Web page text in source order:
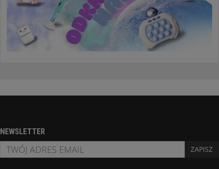
NEWSLETTER
ZAPISZ